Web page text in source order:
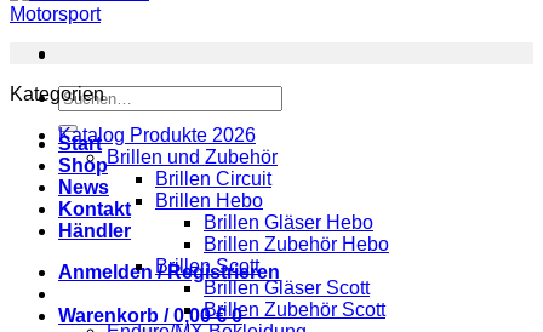
Suchen
nach:
Start
Shop
News
Kontakt
Händler
Anmelden / Registrieren
Warenkorb /0,00€ 0
Kategorien
Katalog Produkte 2026
Brillen und Zubehör
Brillen Circuit
Brillen Hebo
Brillen Gläser Hebo
Brillen Zubehör Hebo
Brillen Scott
Brillen Gläser Scott
Brillen Zubehör Scott